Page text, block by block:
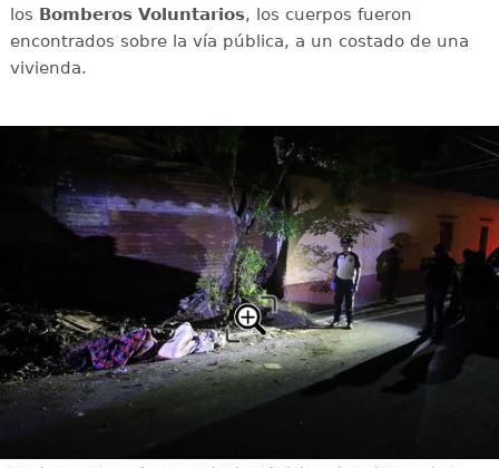
los Bomberos Voluntarios, los cuerpos fueron
encontrados sobre la vía pública, a un costado de una
vivienda.